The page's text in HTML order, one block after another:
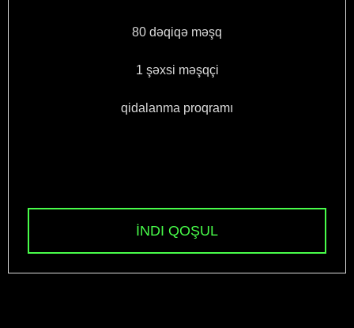
80 dəqiqə məşq
1 şəxsi məşqçi
qidalanma proqramı
İNDI QOŞUL